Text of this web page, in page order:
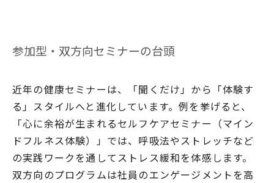
参加型・双方向セミナーの台頭
近年の健康セミナーは、「聞くだけ」から「体験す
る」スタイルへと進化しています。例を挙げると、
「心に余裕が生まれるセルフケアセミナー（マイン
ドフルネス体験）」では、呼吸法やストレッチなど
の実践ワークを通してストレス緩和を体感します。
双方向のプログラムは社員のエンゲージメントを高